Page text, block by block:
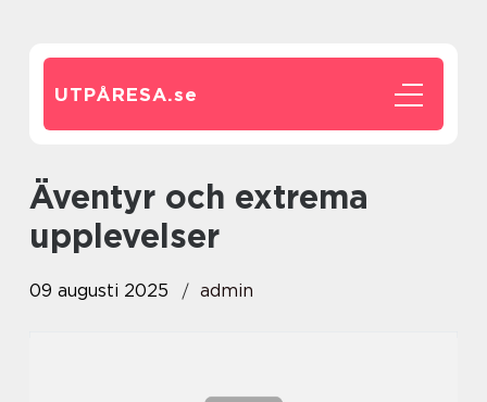
UTPÅRESA.se
Äventyr och extrema
upplevelser
09 augusti 2025 admin